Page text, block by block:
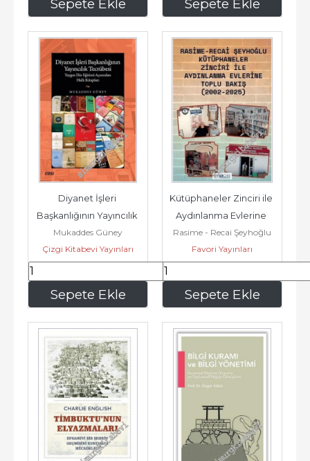
Sepete Ekle
Diyanet İşleri
Başkanlığının Yayıncılık
Tecrübesi : Yaygın Din
Eğitimi...
Mukaddes Güney
Çizgi Kitabevi Yayınları
323,00 Sepete Ekle
Kütüphaneler Zinciri ile
Aydınlanma Evlerine
Toplu Bakış (2002-2025)
-...
Rasime - Recai Şeyhoğlu
Favori Yayınları
160,00